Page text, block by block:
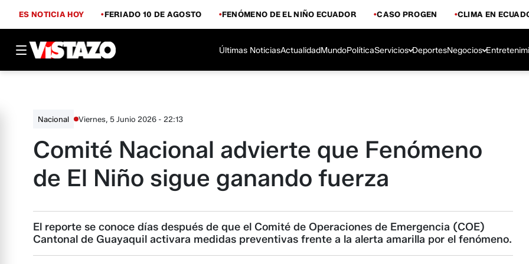
ES NOTICIA HOY FERIADO 10 DE AGOSTO FENÓMENO DE EL NIÑO ECUADOR CASO PROGEN CLIMA EN
Últimas NoticiasActualidadMundoPolíticaServicios DeportesNegocios
Nacional Viernes, 5 Junio 2026 - 22:13
Comité Nacional advierte que Fenómeno
de El Niño sigue ganando fuerza
El reporte se conoce días después de que el Comité de Operaciones de Emergencia (COE)
Cantonal de Guayaquil activara medidas preventivas frente a la alerta amarilla por el fenómeno.